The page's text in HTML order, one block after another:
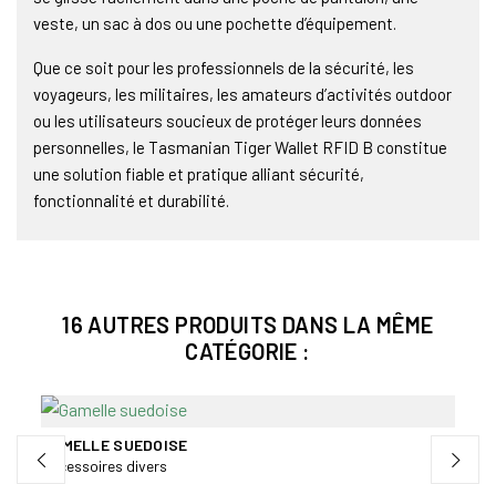
veste, un sac à dos ou une pochette d’équipement.
Que ce soit pour les professionnels de la sécurité, les
voyageurs, les militaires, les amateurs d’activités outdoor
ou les utilisateurs soucieux de protéger leurs données
personnelles, le Tasmanian Tiger Wallet RFID B constitue
une solution fiable et pratique alliant sécurité,
fonctionnalité et durabilité.
16 AUTRES PRODUITS DANS LA MÊME
CATÉGORIE :
GAMELLE SUEDOISE
Accessoires divers